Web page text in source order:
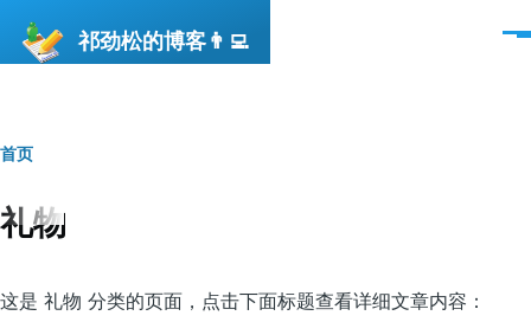
祁劲松的博客👨‍💻
菜
面
包
屑
首页
礼物
这是 礼物 分类的页面，点击下面标题查看详细文章内容：